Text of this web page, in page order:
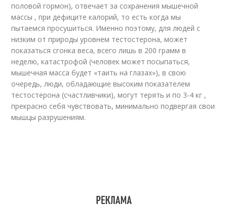
половой гормон), отвечает за сохранения мышечной
массы , при дефиците калорий, то есть когда мы
пытаемся просушиться. Именно поэтому, для людей с
низким от природы уровнем тестостерона, может
показаться сгонка веса, всего лишь в 200 грамм в
неделю, катастрофой (человек может посыпаться,
мышечная масса будет «таить на глазах»), в свою
очередь, люди, обладающие высоким показателем
тестостерона (счастливчики), могут терять и по 3-4 кг ,
прекрасно себя чувствовать, минимально подвергая свои
мышцы разрушениям.